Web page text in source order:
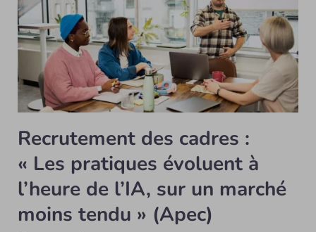
Recrutement des cadres :
« Les pratiques évoluent à
l’heure de l’IA, sur un marché
moins tendu » (Apec)